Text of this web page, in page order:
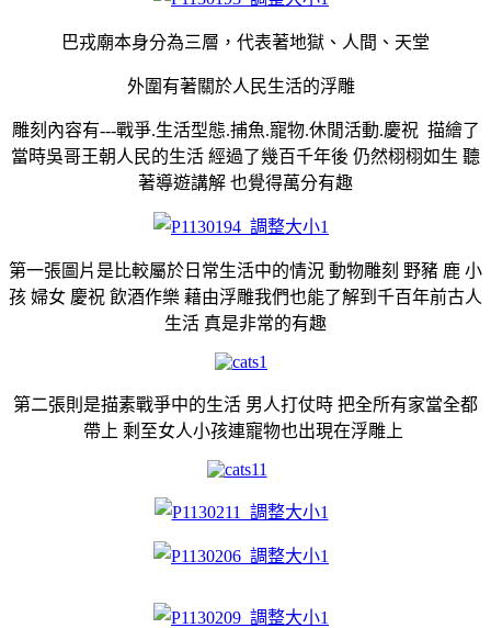
巴戎廟本身分為三層，代表著地獄、人間、天堂
外圍有著關於人民生活的浮雕
雕刻內容有---戰爭.生活型態.捕魚.寵物.休閒活動.慶祝 描繪了
當時吳哥王朝人民的生活 經過了幾百千年後 仍然栩栩如生 聽
著導遊講解 也覺得萬分有趣
第一張圖片是比較屬於日常生活中的情況 動物雕刻 野豬 鹿 小
孩 婦女 慶祝 飲酒作樂 藉由浮雕我們也能了解到千百年前古人
生活 真是非常的有趣
第二張則是描素戰爭中的生活 男人打仗時 把全所有家當全都
帶上 剩至女人小孩連寵物也出現在浮雕上